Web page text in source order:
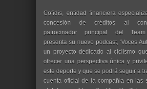
Cofidis, entidad financiera
concesión de créditos al
patrocinador principal del
presenta su nuevo podcast, 'Voces
un proyecto dedicado al ciclismo
ofrecer una perspectiva única y
este deporte y que se podrá seguir a
cuenta oficial de la compañía en las